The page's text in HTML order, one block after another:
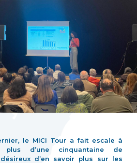
le MICI Tour a fait escale à
plus d’une cinquantaine de
d’en savoir plus sur les